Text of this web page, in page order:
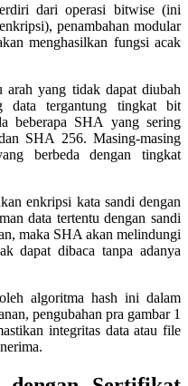
dari operasi bitwise (ini
penambahan modular
menghasilkan fungsi acak
arah yang tidak dapat diubah
data tergantung tingkat bit
beberapa SHA yang sering
SHA 256. Masing-masing
berbeda dengan tingkat
enkripsi kata sandi dengan
data tertentu dengan sandi
maka SHA akan melindungi
dapat dibaca tanpa adanya
algoritma hash ini dalam
pengubahan pra gambar 1
integritas data atau file